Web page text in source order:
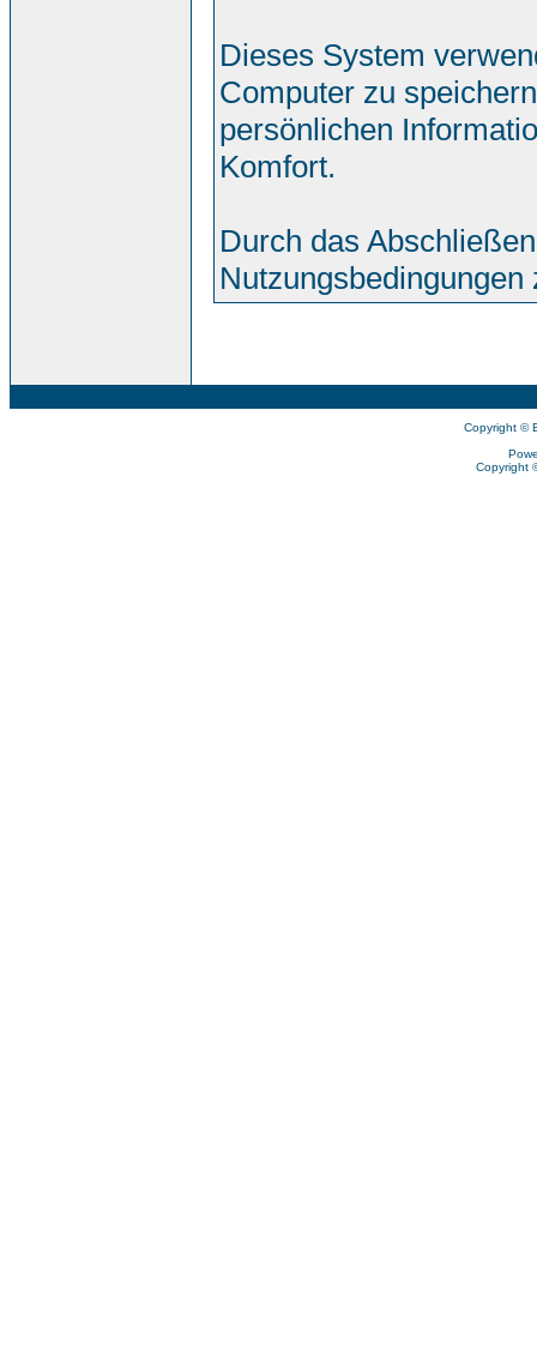
Dieses System
Computer zu
persönlichen
Komfort.
Durch das
Nutzungsbedingungen
Copyright ©
Copyright